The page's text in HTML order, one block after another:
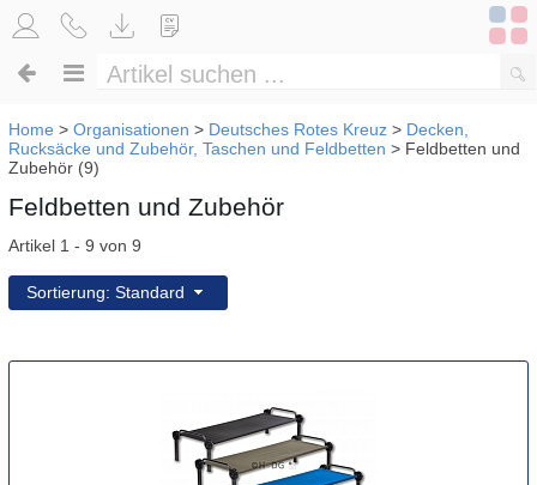
Home > Organisationen > Deutsches Rotes Kreuz > Decken,
Rucksäcke und Zubehör, Taschen und Feldbetten > Feldbetten und
Zubehör (9)
Feldbetten und Zubehör
Artikel 1 - 9 von 9
Sortierung: Standard